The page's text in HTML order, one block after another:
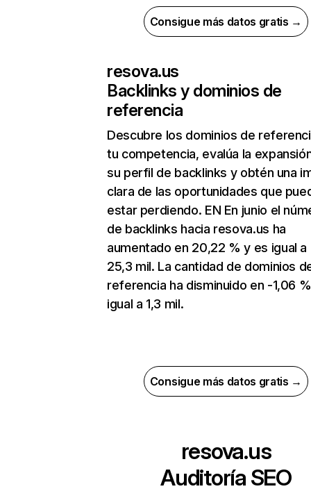
Consigue más datos gratis →
resova.us
Backlinks y dominios de
referencia
Descubre los dominios de
tu competencia, evalúa la
su perfil de backlinks y obtén una
clara de las oportunidades que
estar perdiendo. EN En junio el
de backlinks hacia resova.us ha
aumentado en 20,22 % y es igual a
25,3 mil. La cantidad de dominios
referencia ha disminuido en -1,06
igual a 1,3 mil.
Consigue más datos gratis →
resova.us
Auditoría SEO